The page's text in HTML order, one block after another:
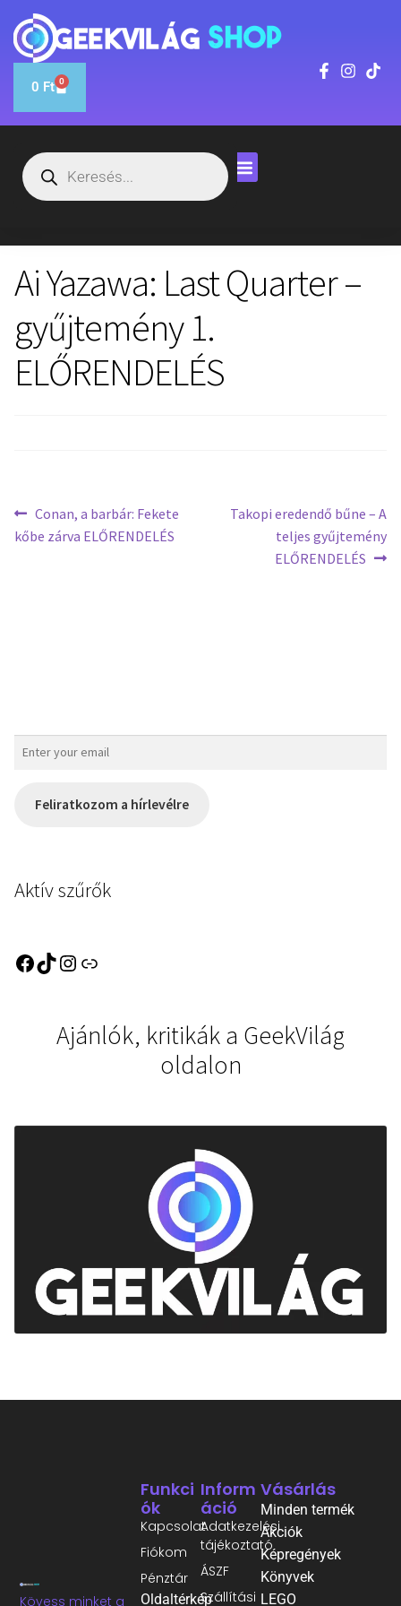
0 Ft 0
Ai Yazawa: Last Quarter –
gyűjtemény 1.
ELŐRENDELÉS
Conan, a barbár: Fekete
kőbe zárva ELŐRENDELÉS
Takopi eredendő bűne – A
teljes gyűjtemény
ELŐRENDELÉS
Feliratkozom a hírlevélre
Aktív szűrők
Ajánlók, kritikák a GeekVilág
oldalon
Kövess minket a
Inform
Áció
Adatkezelési
tájékoztató
ÁSZF
Szállítási
Funkci
Ók
Kapcsolat
Fiókom
Pénztár
Oldaltérkép
Vásárlás
Minden termék
Akciók
Képregények
Könyvek
LEGO